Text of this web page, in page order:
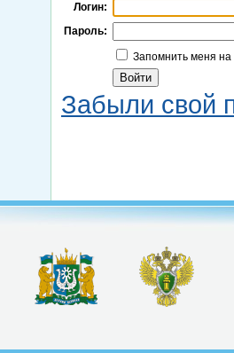
Логин:
Пароль:
Запомнить меня
Забыли свой